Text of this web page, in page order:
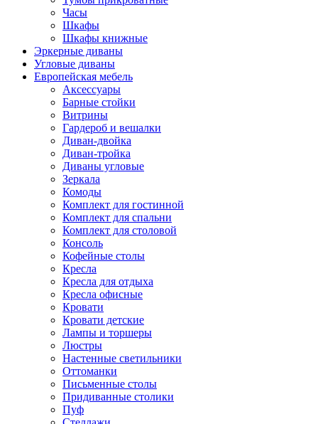
Часы
Шкафы
Шкафы книжные
Эркерные диваны
Угловые диваны
Европейская мебель
Аксессуары
Барные стойки
Витрины
Гардероб и вешалки
Диван-двойка
Диван-тройка
Диваны угловые
Зеркала
Комоды
Комплект для гостинной
Комплект для спальни
Комплект для столовой
Консоль
Кофейные столы
Кресла
Кресла для отдыха
Кресла офисные
Кровати
Кровати детские
Лампы и торшеры
Люстры
Настенные светильники
Оттоманки
Письменные столы
Придиванные столики
Пуф